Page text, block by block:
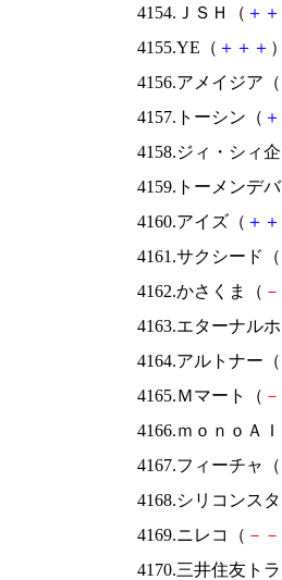
4154.ＪＳＨ（ ＋ ＋
4155.YE（ ＋ ＋ ＋
4156.アメイジア（
4157.トーシン（ ＋
4158.ジィ・シィ
4159.トーメンデ
4160.アイズ（ ＋ ＋
4161.サクシード（
4162.かさくま（ －
4163.エターナル
4164.アルトナー（
4165.Ｍマート（ －
4166.ｍｏｎｏＡ
4167.フィーチャ（
4168.シリコンス
4169.ニレコ（ － －
4170.三井住友ト